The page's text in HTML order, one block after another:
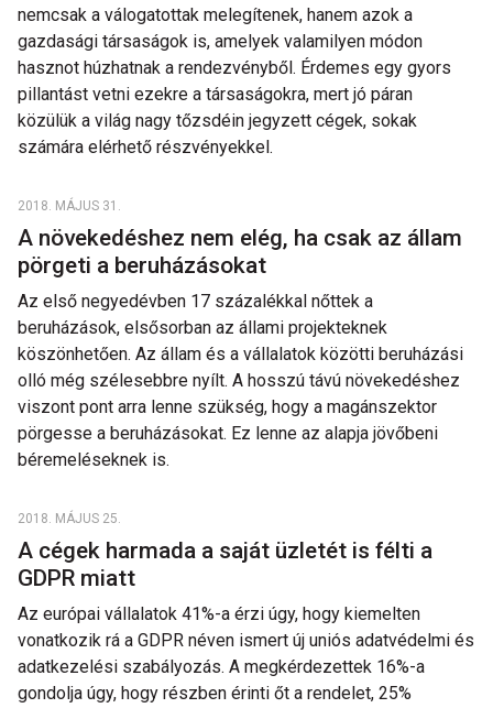
nemcsak a válogatottak melegítenek, hanem azok a
gazdasági társaságok is, amelyek valamilyen módon
hasznot húzhatnak a rendezvényből. Érdemes egy gyors
pillantást vetni ezekre a társaságokra, mert jó páran
közülük a világ nagy tőzsdéin jegyzett cégek, sokak
számára elérhető részvényekkel.
2018. MÁJUS 31.
A növekedéshez nem elég, ha csak az állam
pörgeti a beruházásokat
Az első negyedévben 17 százalékkal nőttek a
beruházások, elsősorban az állami projekteknek
köszönhetően. Az állam és a vállalatok közötti beruházási
olló még szélesebbre nyílt. A hosszú távú növekedéshez
viszont pont arra lenne szükség, hogy a magánszektor
pörgesse a beruházásokat. Ez lenne az alapja jövőbeni
béremeléseknek is.
2018. MÁJUS 25.
A cégek harmada a saját üzletét is félti a
GDPR miatt
Az európai vállalatok 41%-a érzi úgy, hogy kiemelten
vonatkozik rá a GDPR néven ismert új uniós adatvédelmi és
adatkezelési szabályozás. A megkérdezettek 16%-a
gondolja úgy, hogy részben érinti őt a rendelet, 25%